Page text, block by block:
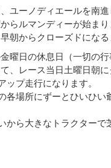
ユーノディエールを南
からルマンディーが始ま
朝からクローズドにな
曜日の休息日（一切の
、レース当日土曜日朝に
プ走行になります。
各場所にずーとひいひ
ら大きなトラクターで